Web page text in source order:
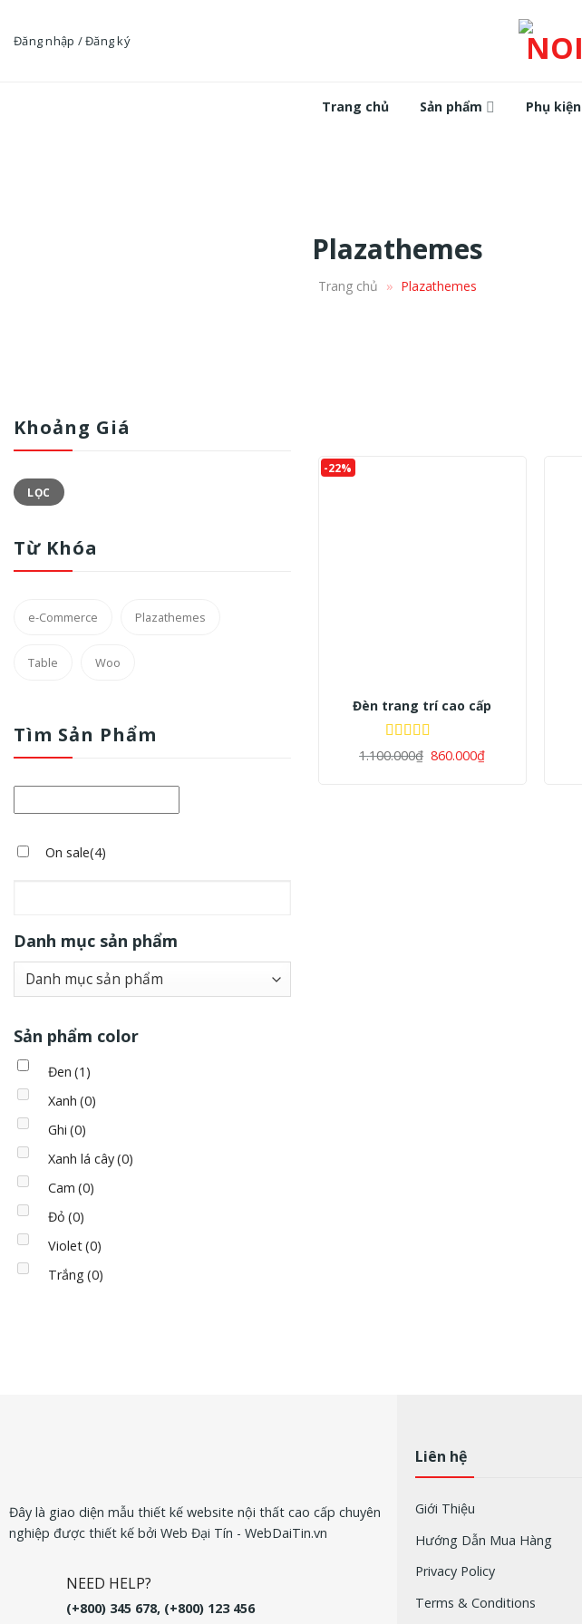
Đăng nhập / Đăng ký
Trang chủ Sản phẩm Phụ kiện
Plazathemes
Trang chủ » Plazathemes
Khoảng Giá
Giá
thấp
nhất
Giá
cao
nhất
LỌC
Từ Khóa
e-Commerce Plazathemes
Table Woo
Tìm Sản Phẩm
On sale(4)
Danh mục sản phẩm
Sản phẩm color
Đen (1)
Xanh (0)
Ghi (0)
Xanh lá cây(0)
Cam (0)
Đỏ (0)
Violet(0)
Trắng(0)
Sản phẩm color
-22%
Đèn trang trí cao cấp
Được xếp
hạng5.00
1.100.000₫ 860.000₫
Đây là giao diện mẫu thiết kế website nội thất cao cấp chuyên
nghiệp được thiết kế bởi Web Đại Tín - WebDaiTin.vn
NEED HELP?
(+800) 345 678, (+800) 123 456
Liên hệ
Giới Thiệu
Hướng Dẫn Mua Hàng
Privacy Policy
Terms & Conditions